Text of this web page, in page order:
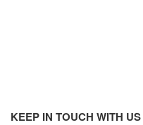
Francia Srl Vietnam
KEEP IN TOUCH WITH US